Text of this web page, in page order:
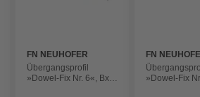
FN NEUHOFER
Übergangsprofil
»Dowel-Fix Nr. 6«, BxL:
FN
»Dowel-Fix